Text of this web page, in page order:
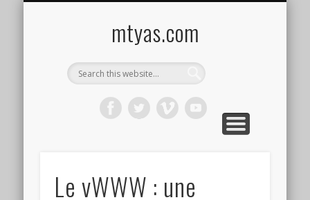
mtyas.com
Le vWWW : une